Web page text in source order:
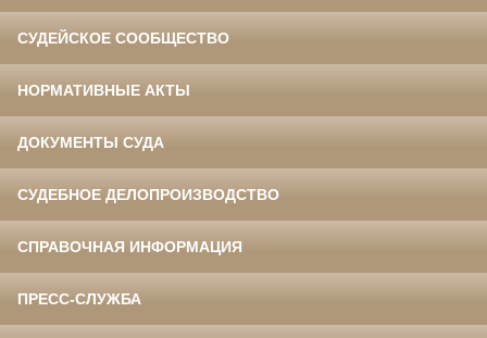
СУДЕЙСКОЕ СООБЩЕСТВО
НОРМАТИВНЫЕ АКТЫ
ДОКУМЕНТЫ СУДА
СУДЕБНОЕ ДЕЛОПРОИЗВОДСТВО
СПРАВОЧНАЯ ИНФОРМАЦИЯ
ПРЕСС-СЛУЖБА